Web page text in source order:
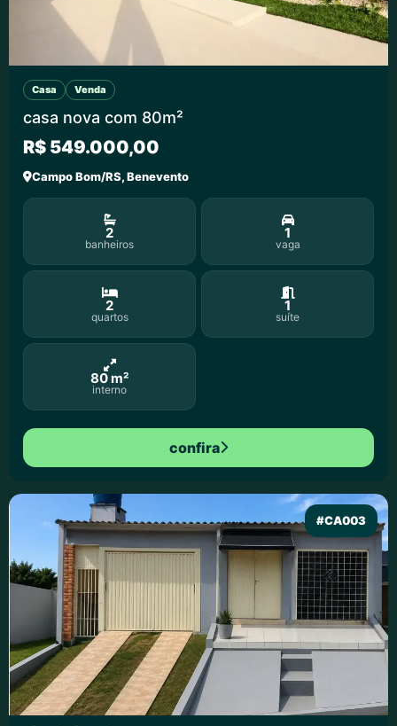
Casa Venda
casa nova com 80m²
R$ 549.000,00
Campo Bom/RS, Benevento
2
banheiros
1
vaga
2
quartos
1
suíte
80 m²
interno
confira
#CA003